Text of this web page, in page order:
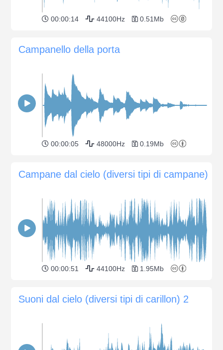
00:00:14 44100Hz 0.51Mb
Campanello della porta
00:00:05 48000Hz 0.19Mb
Campane dal cielo (diversi tipi di campane)
00:00:51 44100Hz 1.95Mb
Suoni dal cielo (diversi tipi di carillon) 2